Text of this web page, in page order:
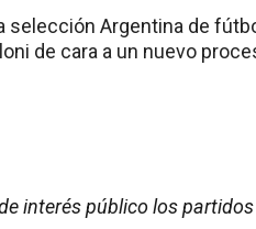
selección Argentina de
de cara a un nuevo
interés público los